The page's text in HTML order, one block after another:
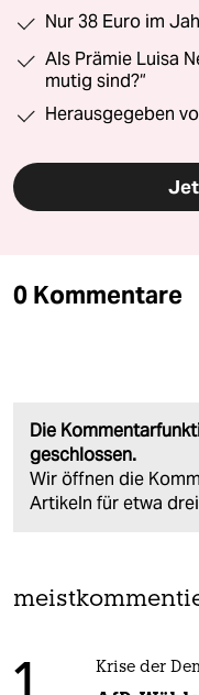
Nur 38 Euro im
Als Prämie Luisa
mutig sind?“
Herausgegeben
0 Kommentare
Die
geschlossen.
Wir öffnen die
Artikeln für etwa
Krise der